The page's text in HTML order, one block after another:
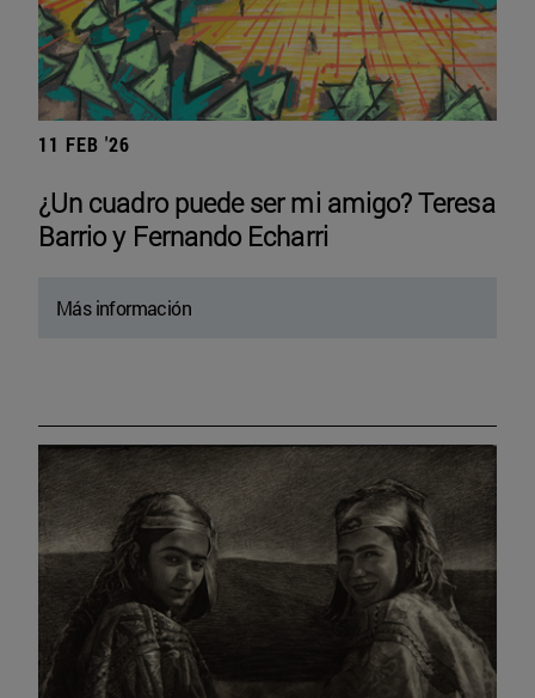
11 FEB '26
¿Un cuadro puede ser mi amigo? Teresa
Barrio y Fernando Echarri
Más información